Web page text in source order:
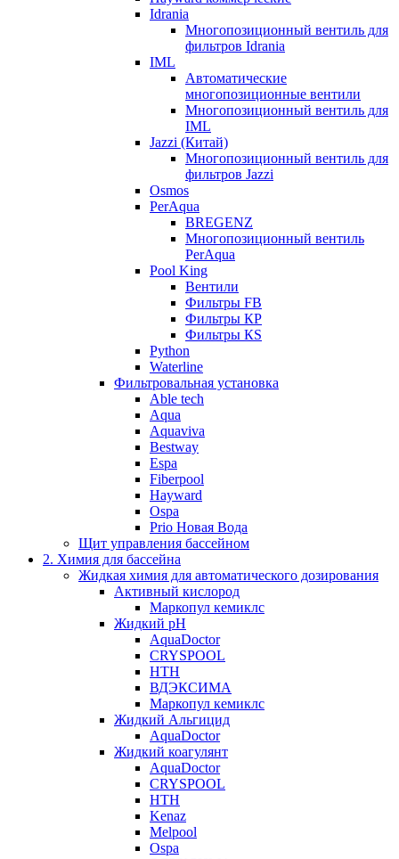
Idrania
Многопозиционный вентиль для
фильтров Idrania
IML
Автоматические
многопозиционные вентили
Многопозиционный вентиль для
IML
Jazzi (Китай)
Многопозиционный вентиль для
фильтров Jazzi
Osmos
PerAqua
BREGENZ
Многопозиционный вентиль
PerAqua
Pool King
Вентили
Фильтры FB
Фильтры КP
Фильтры КS
Python
Waterline
Фильтровальная установка
Able tech
Aqua
Aquaviva
Bestway
Espa
Fiberpool
Hayward
Ospa
Prio Новая Вода
Щит управления бассейном
2. Химия для бассейна
Жидкая химия для автоматического дозирования
Активный кислород
Маркопул кемиклс
Жидкий pH
AquaDoctor
CRYSPOOL
HTH
ВДЭКСИМА
Маркопул кемиклс
Жидкий Альгицид
AquaDoctor
Жидкий коагулянт
AquaDoctor
CRYSPOOL
HTH
Kenaz
Melpool
Ospa